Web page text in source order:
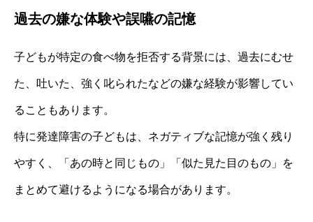
過去の嫌な体験や誤嚥の記憶
子どもが特定の食べ物を拒否する背景には、過去にむせ
た、吐いた、強く叱られたなどの嫌な経験が影響してい
ることもあります。
特に発達障害の子どもは、ネガティブな記憶が強く残り
やすく、「あの時と同じもの」「似た見た目のもの」を
まとめて避けるようになる場合があります。